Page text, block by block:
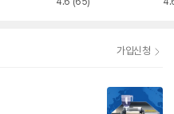
가입신청